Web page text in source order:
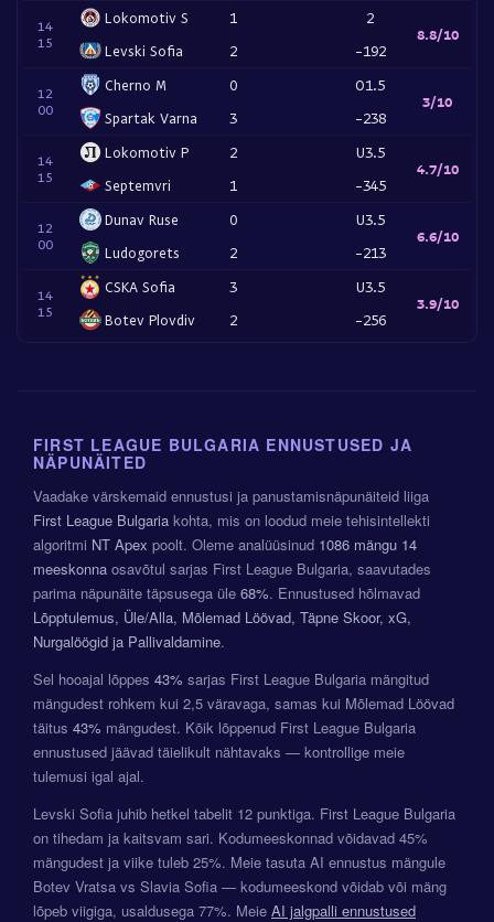
14
15
Lokomotiv S
Levski Sofia
1
2
2
-192
8.8/10
12
00
Cherno M
Spartak Varna
0
3
O1.5
-238
3/10
14
15
Lokomotiv P
Septemvri
2
1
U3.5
-345
4.7/10
12
00
Dunav Ruse
Ludogorets
0
2
U3.5
-213
6.6/10
14
15
CSKA Sofia
Botev Plovdiv
3
2
U3.5
-256
3.9/10
FIRST LEAGUE BULGARIA ENNUSTUSED JA
NÄPUNÄITED
Vaadake värskemaid ennustusi ja panustamisnäpunäiteid liiga
First League Bulgaria kohta, mis on loodud meie tehisintellekti
algoritmi NT Apex poolt. Oleme analüüsinud 1086 mängu 14
meeskonna osavõtul sarjas First League Bulgaria, saavutades
parima näpunäite täpsusega üle 68%. Ennustused hõlmavad
Lõpptulemus, Üle/Alla, Mõlemad Löövad, Täpne Skoor, xG,
Nurgalöögid ja Pallivaldamine.
Sel hooajal lõppes 43% sarjas First League Bulgaria mängitud
mängudest rohkem kui 2,5 väravaga, samas kui Mõlemad Löövad
täitus 43% mängudest. Kõik lõppenud First League Bulgaria
ennustused jäävad täielikult nähtavaks — kontrollige meie
tulemusi igal ajal.
Levski Sofia juhib hetkel tabelit 12 punktiga. First League Bulgaria
on tihedam ja kaitsvam sari. Kodumeeskonnad võidavad 45%
mängudest ja viike tuleb 25%. Meie tasuta AI ennustus mängule
Botev Vratsa vs Slavia Sofia — kodumeeskond võidab või mäng
lõpeb viigiga, usaldusega 77%. Meie AI jalgpalli ennustused